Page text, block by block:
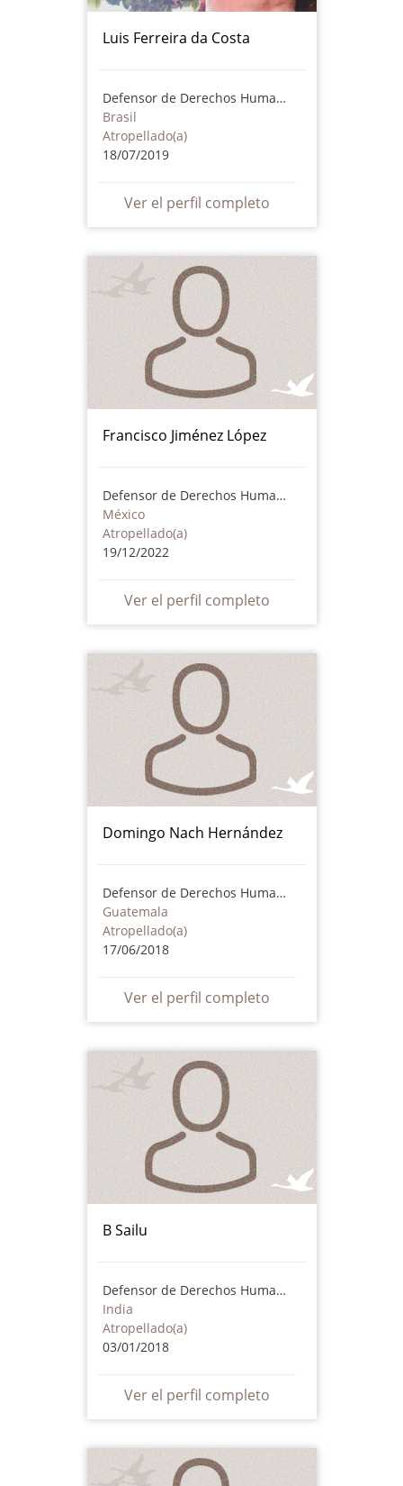
Luis Ferreira da Costa
Defensor de Derechos Humanos
Brasil
Atropellado(a)
18/07/2019
Ver el perfil completo
Francisco Jiménez López
Defensor de Derechos Humanos
México
Atropellado(a)
19/12/2022
Ver el perfil completo
Domingo Nach Hernández
Defensor de Derechos Humanos
Guatemala
Atropellado(a)
17/06/2018
Ver el perfil completo
B Sailu
Defensor de Derechos Humanos
India
Atropellado(a)
03/01/2018
Ver el perfil completo